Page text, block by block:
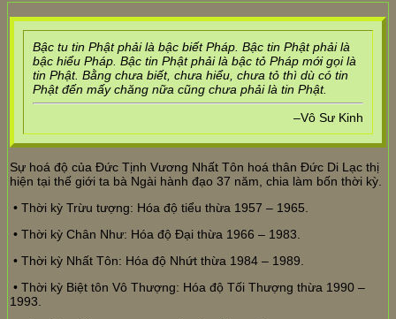
Bậc tu tin Phật phải là bậc biết Pháp. Bậc tin Phật phải là
bậc hiểu Pháp. Bậc tin Phật phải là bậc tỏ Pháp mới gọi là
tin Phật. Bằng chưa biết, chưa hiểu, chưa tỏ thì dù có tin
Phật đến mấy chăng nữa cũng chưa phải là tin Phật.
–Vô Sư Kinh
Sự hoá độ của Đức Tịnh Vương Nhất Tôn hoá thân Đức Di Lạc thị
hiện tại thế giới ta bà Ngài hành đạo 37 năm, chia làm bốn thời kỳ.
• Thời kỳ Trừu tượng: Hóa độ tiểu thừa 1957 – 1965.
• Thời kỳ Chân Như: Hóa độ Đại thừa 1966 – 1983.
• Thời kỳ Nhất Tôn: Hóa độ Nhứt thừa 1984 – 1989.
• Thời kỳ Biệt tôn Vô Thượng: Hóa độ Tối Thượng thừa 1990 –
1993.